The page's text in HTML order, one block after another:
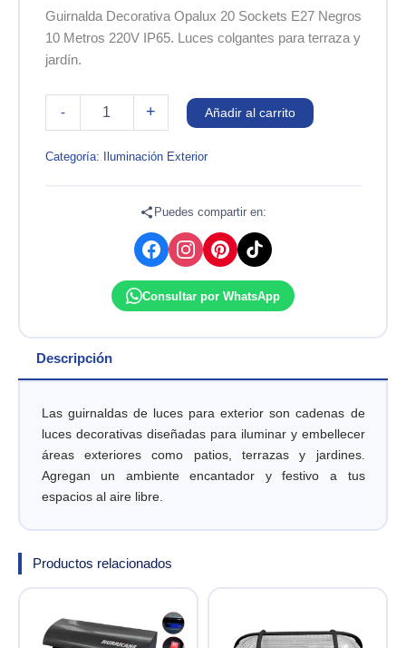
Guirnalda Decorativa Opalux 20 Sockets E27 Negros
10 Metros 220V IP65. Luces colgantes para terraza y
jardín.
-
SOCKETS
+ Añadir al carrito
Categoría: Iluminación Exterior
Puedes compartir en:
Consultar por WhatsApp
Descripción
Las guirnaldas de luces para exterior son cadenas de
luces decorativas diseñadas para iluminar y embellecer
áreas exteriores como patios, terrazas y jardines.
Agregan un ambiente encantador y festivo a tus
espacios al aire libre.
Productos relacionados